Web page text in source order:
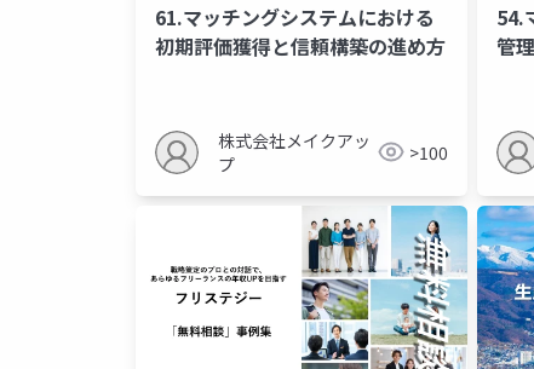
61.マッチングシステムにおける
初期評価獲得と信頼構築の進め方
株式会社メイクアッ
プ
>100
54.
管